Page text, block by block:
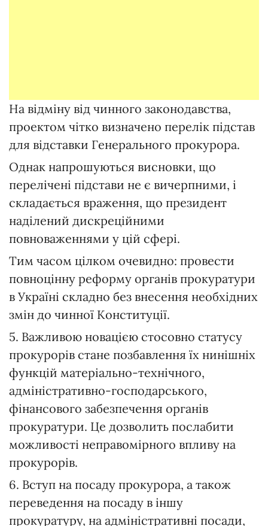
На відміну від чинного законодавства,
проектом чітко визначено перелік підстав
для відставки Генерального прокурора.
Однак напрошуються висновки, що
перелічені підстави не є вичерпними, і
складається враження, що президент
наділений дискреційними
повноваженнями у цій сфері.
Тим часом цілком очевидно: провести
повноцінну реформу органів прокуратури
в Україні складно без внесення необхідних
змін до чинної Конституції.
5. Важливою новацією стосовно статусу
прокурорів стане позбавлення їх нинішніх
функцій матеріально-технічного,
адміністративно-господарського,
фінансового забезпечення органів
прокуратури. Це дозволить послабити
можливості неправомірного впливу на
прокурорів.
6. Вступ на посаду прокурора, а також
переведення на посаду в іншу
прокуратуру, на адміністративні посади,